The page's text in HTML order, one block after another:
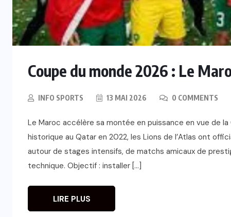
Coupe du monde 2026 : Le
INFO SPORTS 13 MAI 2026 0 COMMENTS
Le Maroc accélère sa montée en puissance en vue de
historique au Qatar en 2022, les Lions de l’Atlas ont
autour de stages intensifs, de matchs amicaux de
technique. Objectif : installer […]
LIRE PLUS
Mercato : Monaco s’intéresse à
Romelu Lukaku, Naples prêt à le
laisser partir